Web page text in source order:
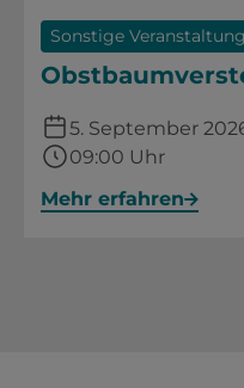
Sonstige
5. September
09:00 Uhr
Mehr erfahren